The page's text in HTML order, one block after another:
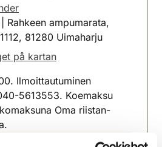
Rahkeen ampumarata,
81280 Uimaharju
på kartan
Ilmoittautuminen
5613553. Koemaksu
Oma riistan-